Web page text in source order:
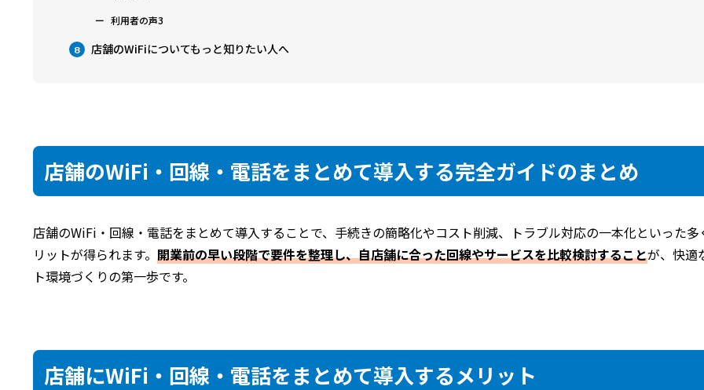
利用者の声3
8 店舗のWiFiについてもっと知りたい人へ
店舗のWiFi・回線・電話をまとめて導入する完全ガイドのまとめ
店舗のWiFi・回線・電話をまとめて導入することで、手続きの簡略化やコスト削減、トラブル対応の一本化といった多
リットが得られます。 開業前の早い段階で要件を整理し、自店舗に合った回線やサービスを比較検討することが、快適
ト環境づくりの第一歩です。
店舗にWiFi・回線・電話をまとめて導入するメリット